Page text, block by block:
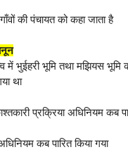
की पंचायत को कहा जाता है
भुईहरी भूमि तथा मझियस भूमि
था
प्रक्रिया अधिनियम कब
कब पारित किया गया